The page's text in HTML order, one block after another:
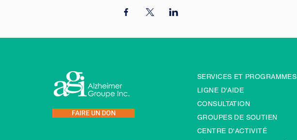
FAIRE UN DON
SERVICES ET PROGRAMMES
LIGNE D'AIDE
CONSULTATION
GROUPES DE SOUTIEN
CENTRE D'ACTIVITÉ